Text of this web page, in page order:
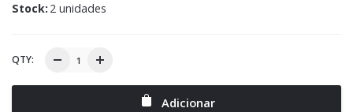
Stock: 2 unidades
QTY:
Adicionar